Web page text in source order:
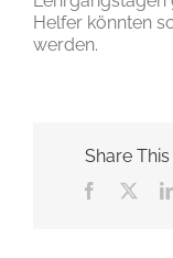
Helfer könnten
werden.
Share
Facebook